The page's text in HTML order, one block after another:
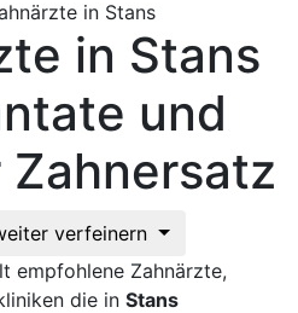
in Stans
in Stans
und
verfeinern
empfohlene Zahnärzte,
die in Stans